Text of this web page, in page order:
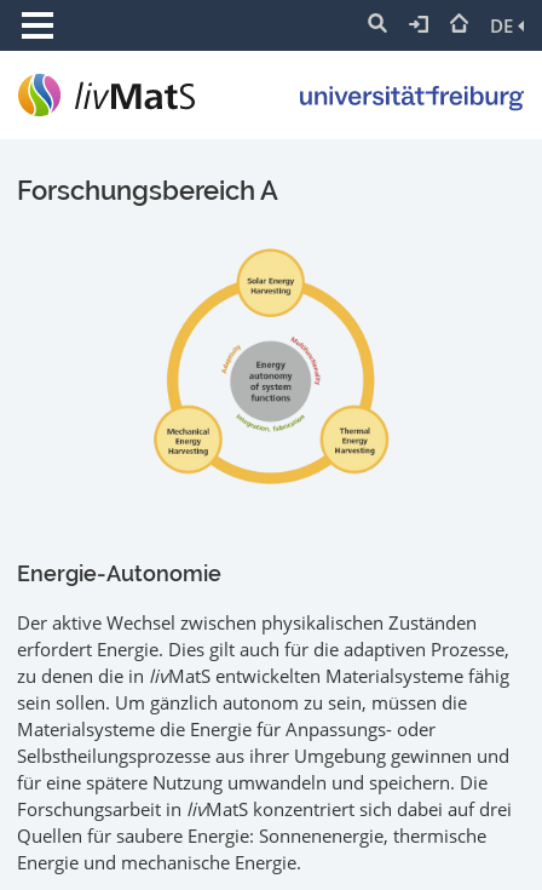
DE
Forschungsbereich A
Energie-Autonomie
Der aktive Wechsel zwischen physikalischen Zuständen
erfordert Energie. Dies gilt auch für die adaptiven Prozesse,
zu denen die in livMatS entwickelten Materialsysteme fähig
sein sollen. Um gänzlich autonom zu sein, müssen die
Materialsysteme die Energie für Anpassungs- oder
Selbstheilungsprozesse aus ihrer Umgebung gewinnen und
für eine spätere Nutzung umwandeln und speichern. Die
Forschungsarbeit in livMatS konzentriert sich dabei auf drei
Quellen für saubere Energie: Sonnenenergie, thermische
Energie und mechanische Energie.